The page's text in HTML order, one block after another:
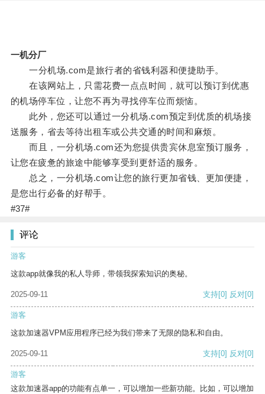
一机分厂
一分机场.com是旅行者的省钱利器和便捷助手。
在该网站上，只需花费一点点时间，就可以预订到优惠
的机场停车位，让您不再为寻找停车位而烦恼。
此外，您还可以通过一分机场.com预定到优质的机场接
送服务，省去等待出租车或公共交通的时间和麻烦。
而且，一分机场.com还为您提供贵宾休息室预订服务，
让您在疲惫的旅途中能够享受到更舒适的服务。
总之，一分机场.com让您的旅行更加省钱、更加便捷，
是您出行必备的好帮手。
#37#
评论
游客
这款app就像我的私人导师，带领我探索知识的奥秘。
2025-09-11 支持[0] 反对[0]
游客
这款加速器VPM应用程序已经为我们带来了无限的隐私和自由。
2025-09-11 支持[0] 反对[0]
游客
这款加速器app的功能有点单一，可以增加一些新功能。比如，可以增加